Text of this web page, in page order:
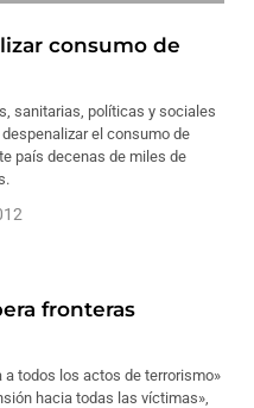
consumo de
sanitarias, políticas y sociales
el consumo de
país decenas de miles de
fronteras
a todos los actos de terrorismo»
hacia todas las víctimas»,